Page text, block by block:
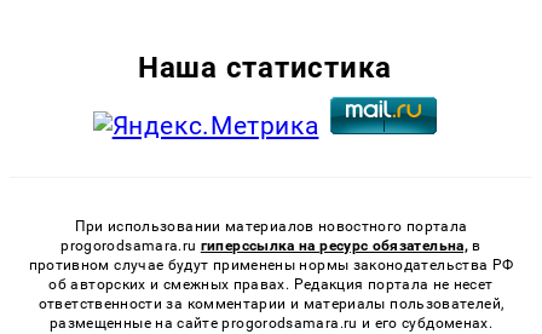
Наша статистика
При использовании материалов новостного портала
progorodsamara.ru гиперссылка на ресурс обязательна, в
противном случае будут применены нормы законодательства РФ
об авторских и смежных правах. Редакция портала не несет
ответственности за комментарии и материалы пользователей,
размещенные на сайте progorodsamara.ru и его субдоменах.